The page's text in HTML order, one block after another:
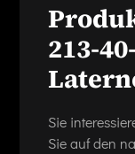
213-
Sie
Sie auf den